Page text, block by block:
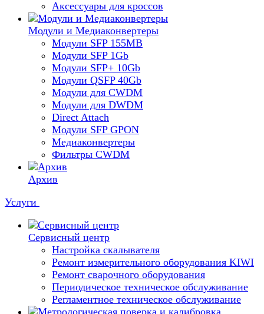
Аксессуары для кроссов
Модули и Медиаконвертеры
Модули SFP 155MB
Модули SFP 1Gb
Модули SFP+ 10Gb
Модули QSFP 40Gb
Модули для CWDM
Модули для DWDM
Direct Attach
Модули SFP GPON
Медиаконвертеры
Фильтры CWDM
Архив
Услуги
Сервисный центр
Настройка скалывателя
Ремонт измерительного оборудования KIWI
Ремонт сварочного оборудования
Периодическое техническое обслуживание
Регламентное техническое обслуживание